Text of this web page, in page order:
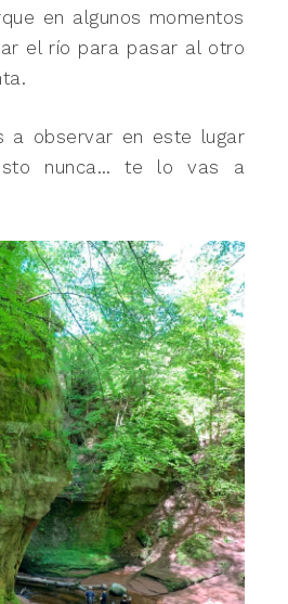
en algunos momentos
el río para pasar al otro
a observar en este lugar
nunca… te lo vas a